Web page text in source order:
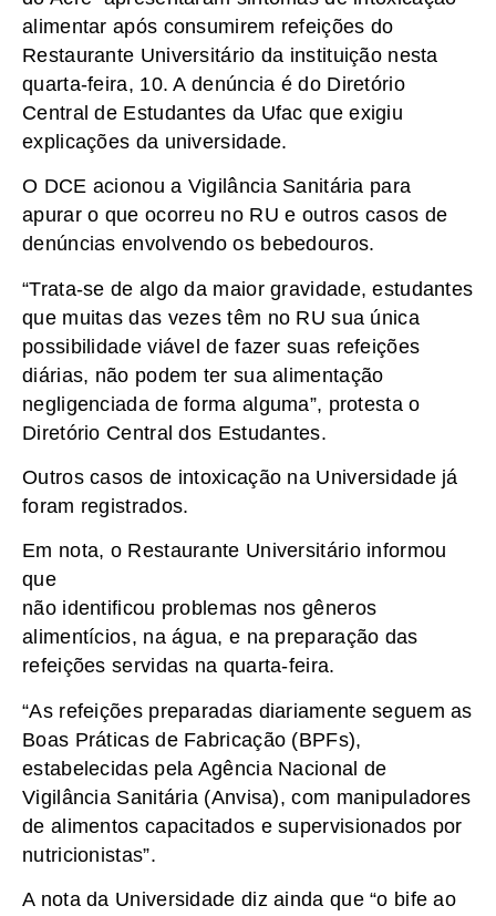
alimentar após consumirem refeições do
Restaurante Universitário da instituição nesta
quarta-feira, 10. A denúncia é do Diretório
Central de Estudantes da Ufac que exigiu
explicações da universidade.
O DCE acionou a Vigilância Sanitária para
apurar o que ocorreu no RU e outros casos de
denúncias envolvendo os bebedouros.
“Trata-se de algo da maior gravidade, estudantes
que muitas das vezes têm no RU sua única
possibilidade viável de fazer suas refeições
diárias, não podem ter sua alimentação
negligenciada de forma alguma”, protesta o
Diretório Central dos Estudantes.
Outros casos de intoxicação na Universidade já
foram registrados.
Em nota, o Restaurante Universitário informou
que
não identificou problemas nos gêneros
alimentícios, na água, e na preparação das
refeições servidas na quarta-feira.
“As refeições preparadas diariamente seguem as
Boas Práticas de Fabricação (BPFs),
estabelecidas pela Agência Nacional de
Vigilância Sanitária (Anvisa), com manipuladores
de alimentos capacitados e supervisionados por
nutricionistas”.
A nota da Universidade diz ainda que “o bife ao